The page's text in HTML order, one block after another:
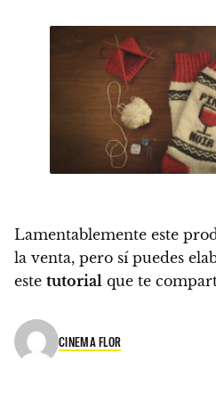
Lamentablemente este
la venta, pero sí puedes
este tutorial que te
CINEMA FLOR